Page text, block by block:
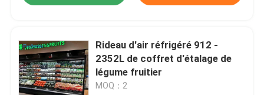
Congélateur d'île de supermarché
Congélateur d'affichage de viande
Rideau d'air réfrigéré 912 -
2352L de coffret d'étalage de
légume fruitier
MOQ：2